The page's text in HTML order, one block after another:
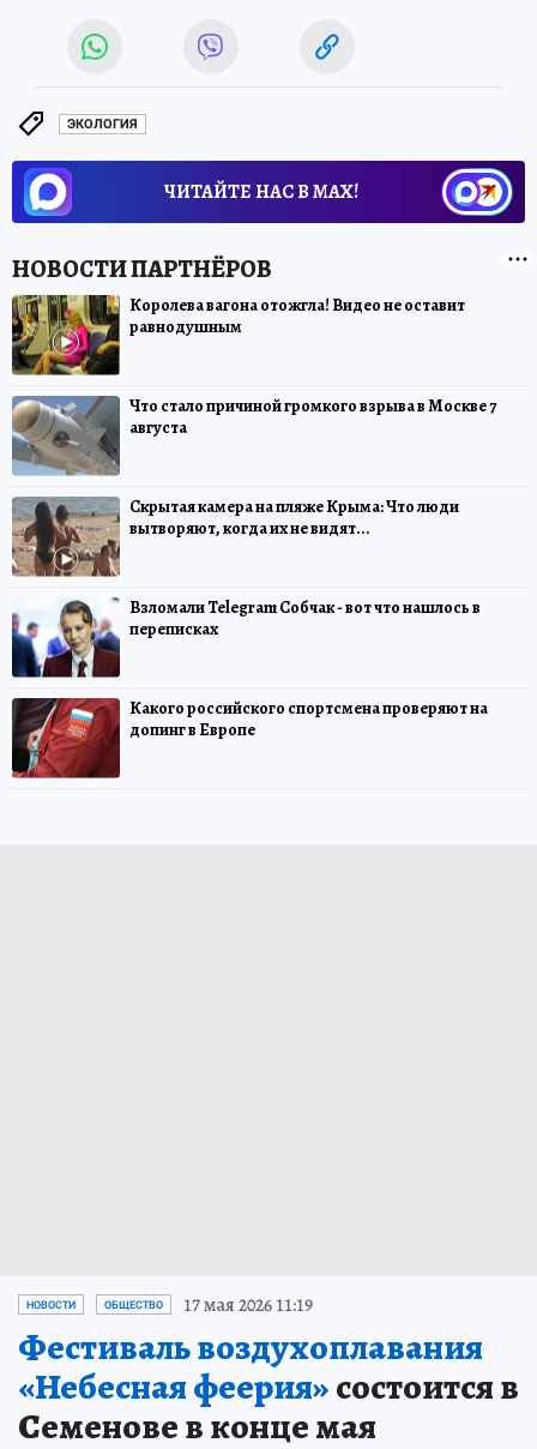
ЭКОЛОГИЯ
ЧИТАЙТЕ НАС В МАХ!
Королева вагона отожгла! Видео не оставит
равнодушным
Что стало причиной громкого взрыва в Москве 7
августа
Скрытая камера на пляже Крыма: Что люди
вытворяют, когда их не видят...
Взломали Telegram Собчак - вот что нашлось в
переписках
Какого российского спортсмена проверяют на
допинг в Европе
НОВОСТИ ОБЩЕСТВО 17 мая 2026 11:19
Фестиваль воздухоплавания
«Небесная феерия»состоится в
Семенове в конце мая